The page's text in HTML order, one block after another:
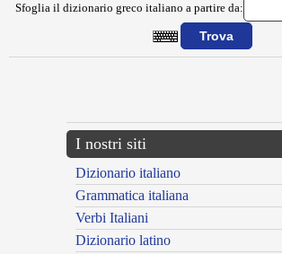
Sfoglia il dizionario greco italiano a partire da:
I nostri siti
Dizionario italiano
Grammatica italiana
Verbi Italiani
Dizionario latino